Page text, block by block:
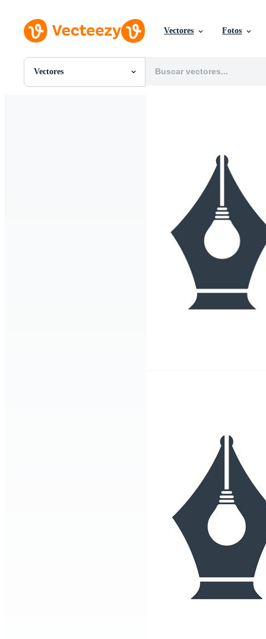
Vectores Fotos
Vectores
Todas Imágenes